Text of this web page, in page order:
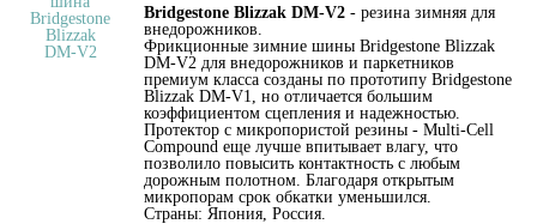
Bridgestone Blizzak DM-V2 - резина зимняя для
внедорожников.
Фрикционные зимние шины Bridgestone Blizzak
DM-V2 для внедорожников и паркетников
премиум класса созданы по прототипу Bridgestone
Blizzak DM-V1, но отличается большим
коэффициентом сцепления и надежностью.
Протектор с микропористой резины - Multi-Cell
Compound еще лучше впитывает влагу, что
позволило повысить контактность с любым
дорожным полотном. Благодаря открытым
микропорам срок обкатки уменьшился.
Страны: Япония, Россия.